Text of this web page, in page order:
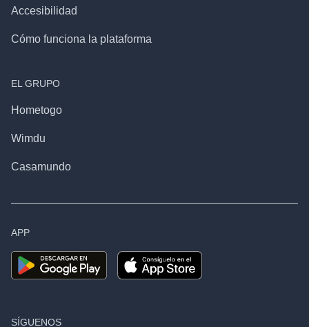
Accesibilidad
Cómo funciona la plataforma
EL GRUPO
Hometogo
Wimdu
Casamundo
APP
SÍGUENOS